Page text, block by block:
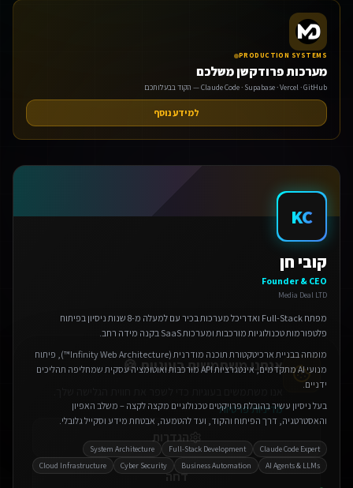
PRODUCTION SYSTEMS
מערכות פרודקשן משלכם
Claude Code · Supabase · Vercel · GitHub — הקוד בבעלותכם
למידע נוסף
KC
קובי חן
Founder & CEO
Media Deal LTD
מפתח Full-Stack ואדריכל מערכות בכיר עם למעלה מ-8 שנות ניסיון בפיתוח
פלטפורמות טכנולוגיות מורכבות ומערכות SaaS בקנה מידה רחב.
מומחה בבניית ארכיטקטורת תוכנה מודרנית (Infinity Web Architecture™), פיתוח
מנועי AI מתקדמים, אינטגרציות API מורכבות ואוטומציה עסקית שמחליפה תהליכים
ידניים.
בעל ניסיון עשיר בהובלת פרויקטים טכנולוגיים מקצה לקצה – משלב האפיון
והאסטרטגיה, דרך הפיתוח והקוד, ועד להטמעה, אבטחת מידע וסקייל גלובלי.
Claude Code Expert
Full-Stack Development
System Architecture
AI Agents & LLMs
Business Automation
Cyber Security
Cloud Infrastructure
אנחנו משתמשים בעוגיות 🍪
אנו משתמשים בעוגיות כדי לשפר את חווית הגלישה שלך.
מדיניות פרטיות
הגדרות